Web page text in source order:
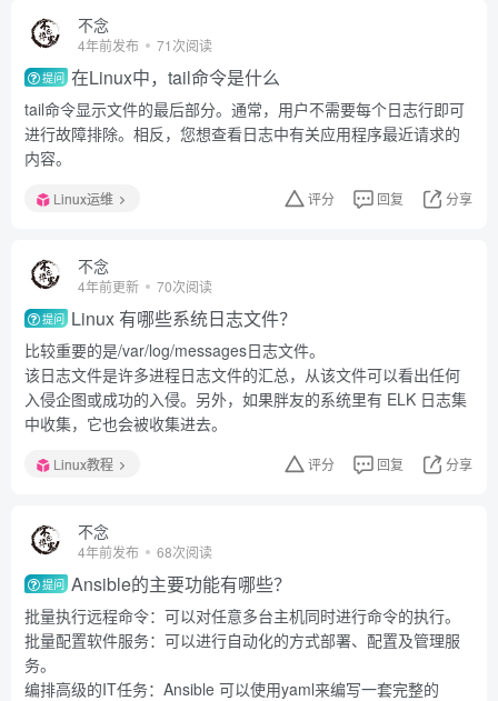
不念
4年前发布 71次阅读
提问 在Linux中，tail命令是什么
tail命令显示文件的最后部分。通常，用户不需要每个日志行即可
进行故障排除。相反，您想查看日志中有关应用程序最近请求的
内容。
Linux运维 评分 回复 分享
不念
4年前更新 70次阅读
提问 Linux 有哪些系统日志文件？
比较重要的是/var/log/messages日志文件。
该日志文件是许多进程日志文件的汇总，从该文件可以看出任何
入侵企图或成功的入侵。另外，如果胖友的系统里有 ELK 日志集
中收集，它也会被收集进去。
Linux教程 评分 回复 分享
不念
4年前发布 68次阅读
提问 Ansible的主要功能有哪些？
批量执行远程命令：可以对任意多台主机同时进行命令的执行。
批量配置软件服务：可以进行自动化的方式部署、配置及管理服
务。
编排高级的IT任务：Ansible 可以使用yaml来编写一套完整的